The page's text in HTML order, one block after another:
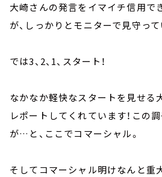
大崎さんの発言をイマイチ信用で
が、しっかりとモニターで見守って
では3、2、1、スタート！
なかなか軽快なスタートを見せる
レポートしてくれています！この
が…と、ここでコマーシャル。
そしてコマーシャル明けなんと重